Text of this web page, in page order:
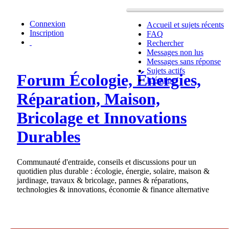
Accueil et sujets récents
FAQ
Rechercher
Messages non lus
Messages sans réponse
Sujets actifs
L’équipe
Connexion
Inscription
Forum Écologie, Énergies,
Réparation, Maison,
Bricolage et Innovations
Durables
Communauté d'entraide, conseils et discussions pour un
quotidien plus durable : écologie, énergie, solaire, maison &
jardinage, travaux & bricolage, pannes & réparations,
technologies & innovations, économie & finance alternative